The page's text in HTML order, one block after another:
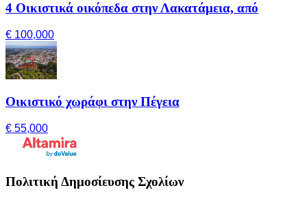
4 Οικιστικά οικόπεδα στην Λακατάμεια, από
€ 100,000
Οικιστικό χωράφι στην Πέγεια
€ 55,000
Πολιτική Δημοσίευσης Σχολίων